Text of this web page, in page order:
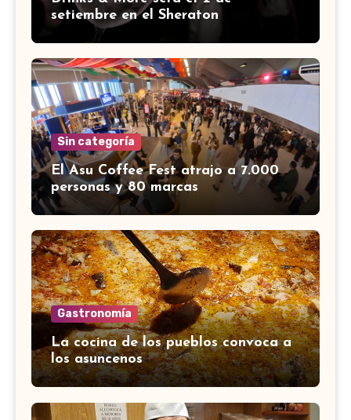
setiembre en el Sheraton
Sin categoría
El Asu Coffee Fest atrajo a 7.000
personas y 80 marcas
Gastronomía
La cocina de los pueblos convoca a
los asuncenos